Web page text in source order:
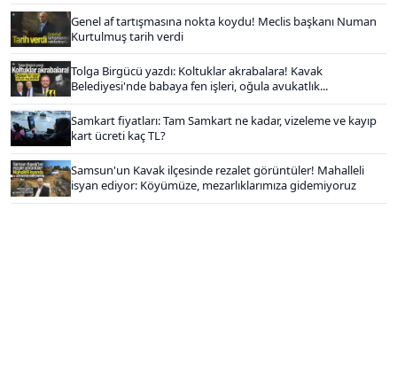
Genel af tartışmasına nokta koydu! Meclis başkanı Numan
Kurtulmuş tarih verdi
Tolga Birgücü yazdı: Koltuklar akrabalara! Kavak
Belediyesi'nde babaya fen işleri, oğula avukatlık...
Samkart fiyatları: Tam Samkart ne kadar, vizeleme ve kayıp
kart ücreti kaç TL?
Samsun'un Kavak ilçesinde rezalet görüntüler! Mahalleli
isyan ediyor: Köyümüze, mezarlıklarımıza gidemiyoruz